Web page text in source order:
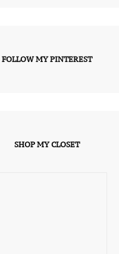
FOLLOW MY PINTEREST
SHOP MY CLOSET